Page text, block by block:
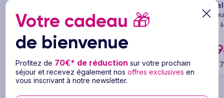
Île Maurice
5 à 14 nuits
Petit déjeuner
Dès 967€
/pers.
pour 8 jours / 5 nuits
Voir l’offre
Île
5
pour
Votre cadeau 🎁
de bienvenue
Profitez de 70€* de réduction sur votre prochain
séjour et recevez également nosoffres exclusives en
vous inscrivant à notre newsletter.